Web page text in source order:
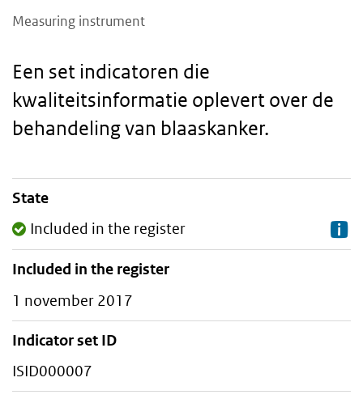
Measuring instrument
Een set indicatoren die
kwaliteitsinformatie oplevert over de
behandeling van blaaskanker.
Staalkaart
State
Included in the register
Included in the register
1 november 2017
Indicator set ID
ISID000007